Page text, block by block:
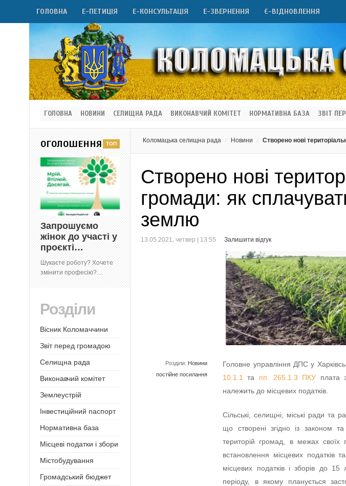
ГОЛОВНА Е-ПЕТИЦІЯ Е-КОНСУЛЬТАЦІЯ Е-ЗВЕРНЕННЯ Є-ВІДНОВЛЕННЯ
ГОЛОВНА НОВИНИ СЕЛИЩНА РАДА ВИКОНАВЧИЙ КОМІТЕТ НОРМАТИВНА БАЗА ЗВІТ
Коломацька селищна рада Новини Створено нові
Створено нові
громади: як
землю
13.05.2021, четвер | 13:55 Залишити відгук
Розділи: Новини
постійне посилання
Головне управління ДПС у
10.1.1
та пп. 265.1.3 ПКУ плата
належить до місцевих податків.
Сільські, селищні, міські ради та
що створені згідно із законом
територій громад, в межах
встановлення місцевих податків
місцевих податків і зборів до
періоду, в якому планується
ОГОЛОШЕННЯ
Запрошуємо
жінок до участі у
проєкті…
Шукаєте роботу? Хочете
змінити професію?…
Розділи
Вісник Коломаччини
Звіт перед громадою
Селищна рада
Виконавчий комітет
Землеустрій
Інвестиційний паспорт
Нормативна база
Місцеві податки і збори
Містобудування
Громадський бюджет